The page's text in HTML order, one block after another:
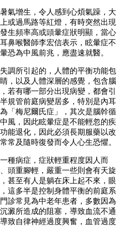
氣增生，令人感到心煩氣躁，大
或過馬路等紅燈，有時突然出現
生頻率高或頭暈症狀明顯，當心
鼻喉醫師李宏信表示，眩暈症不
恐為中風前兆，應盡速就醫。
調所引起的，人體的平衡功能包
，以及人體深層的感覺，包含腦
若有哪一部分出現病變，都會引
規管前庭病變居多，特別是內耳
「梅尼爾氏症」，其次是腦幹循
風，因此眩暈症是不能輕忽的疾
能退化，因此必須長期服藥以改
常及隨時復發而令人心生恐懼。
種病症，症狀輕重程度因人而
頭重腳輕，嚴重一些則會有天旋
甚至有人是躺在床上起不來，眼
這多半是控制身體平衡的前庭系
診常見為中老年患者，多數因為
澱所造成的阻塞，導致血流不通
致自律神經過度興奮，血管過度